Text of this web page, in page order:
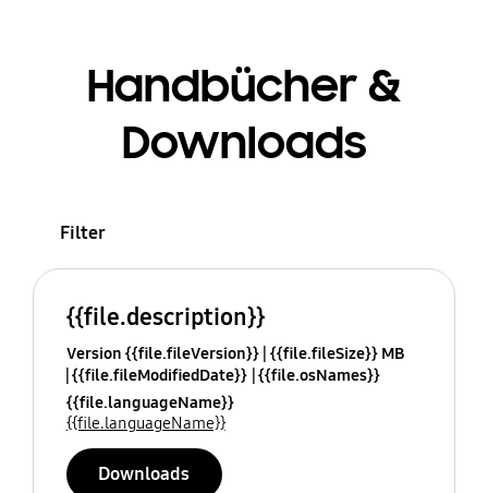
Handbücher &
Downloads
Filter
{{file.description}}
Version {{file.fileVersion}} {{file.fileSize}} MB
{{file.fileModifiedDate}} {{file.osNames}}
{{file.languageName}}
{{file.languageName}}
Downloads